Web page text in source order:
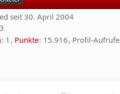
seit 30. April 2004
1 Punkte 15.916 Profil-Aufrufe